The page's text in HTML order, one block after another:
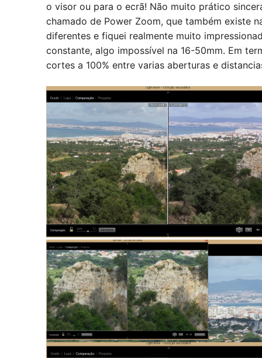
o visor ou para o ecrã! Não muito prático
chamado de Power Zoom, que também existe
diferentes e fiquei realmente muito
constante, algo impossível na 16-50mm. Em
cortes a 100% entre varias aberturas e
8mm. left 2.8, right 5.6.
18mm center. Left f4 and right f5.6